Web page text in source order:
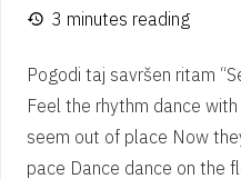
history 3 minutes reading
Pogodi taj savršen ritam
Feel the rhythm dance
seem out of place Now
pace Dance dance on the